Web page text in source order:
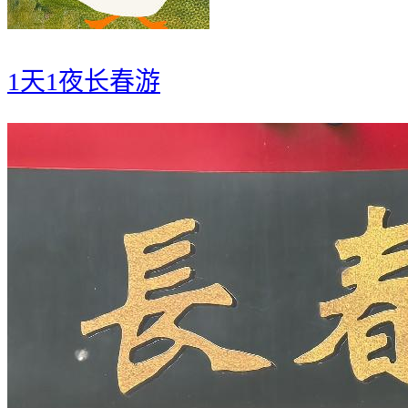
1天1夜长春游